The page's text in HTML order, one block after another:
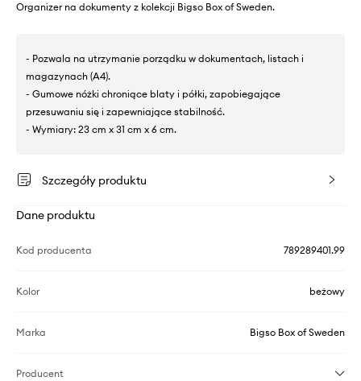
Organizer na dokumenty z kolekcji Bigso Box of Sweden.
- Pozwala na utrzymanie porządku w dokumentach, listach i
magazynach (A4).
- Gumowe nóżki chroniące blaty i półki, zapobiegające
przesuwaniu się i zapewniające stabilność.
- Wymiary: 23 cm x 31 cm x 6 cm.
Szczegóły produktu
Dane produktu
Kod producenta 789289401.99
Kolor beżowy
Marka Bigso Box of Sweden
Producent